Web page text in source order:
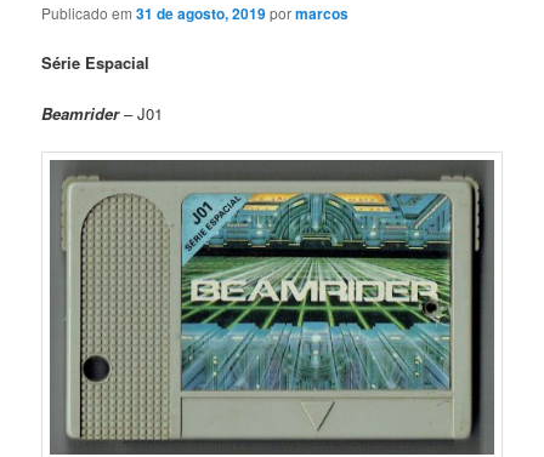
Publicado em31 de agosto, 2019pormarcos
Série Espacial
Beamrider– J01